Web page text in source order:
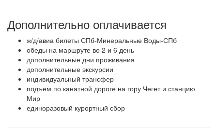
Дополнительно оплачивается
ж/д/авиа билеты СПб-Минеральные Воды-СПб
обеды на маршруте во 2 и 6 день
дополнительные дни проживания
дополнительные экскурсии
индивидуальный трансфер
подъем по канатной дороге на гору Чегет и станцию
Мир
единоразовый курортный сбор